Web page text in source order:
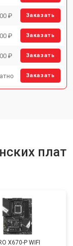
₽ Заказать
₽ Заказать
₽ Заказать
Заказать
плат
X670-P WIFI